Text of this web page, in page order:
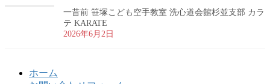
一昔前 笹塚こども空手教室 洗心道会館杉並支部 カラ
テ KARATE
2026年6月2日
ホーム